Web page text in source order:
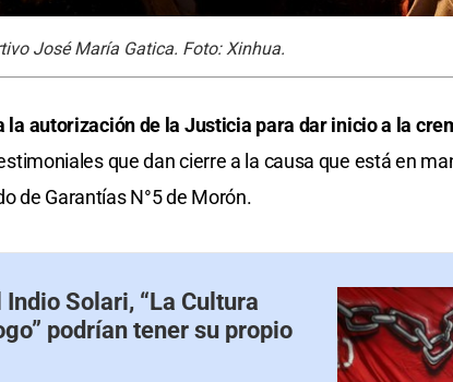
José María Gatica. Foto: Xinhua.
autorización de la Justicia para dar inicio a la
que dan cierre a la causa que está en
de Garantías N°5 de Morón.
Solari, “La Cultura
podrían tener su propio